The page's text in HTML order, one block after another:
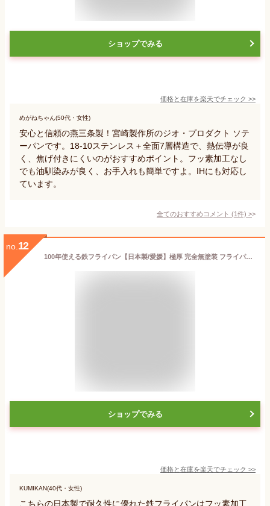
ショップでみる
価格と在庫を楽天でチェック >>
めがねちゃん(50代・女性)
安心と信頼の燕三条製！宮崎製作所のジオ・プロダクト ソテ
ーパンです。18-10ステンレス＋全面7層構造で、熱伝導が良
く、焦げ付きにくいのがおすすめポイント。フッ素加工なし
でも油馴染みが良く、お手入れも簡単ですよ。IHにも対応し
ています。
全てのおすすめコメント (1件) >
no. 12
100年使える鉄フライパン【日本製/愛媛】極厚 完全無塗装 フライパン コーティングなし フッ素加工なし IH対応 取っ手が取れる 鉄 ih セット 高級 キャンプ おしゃれ 耐久性 安全 ふらいぱん セット
ショップでみる
価格と在庫を楽天でチェック >>
KUMIKAN(40代・女性)
こちらの日本製で耐久性に優れた鉄フライパンはフッ素加工